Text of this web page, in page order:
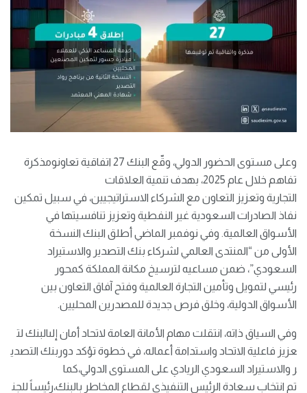
وعلى مستوى الحضور الدولي، وقّع البنك 27 اتفاقية تعاونومذكرة
تفاهم خلال عام 2025، بهدف تنمية العلاقات
التجارية وتعزيز التعاون مع الشركاء الاستراتيجيين، في سبيل تمكين
نفاذ الصادرات السعودية غير النفطية وتعزيز تنافسيتها في
الأسواق العالمية. وفي نوفمبر الماضي أطلق البنك النسخة
الأولى من “المنتدى العالمي لشركاء بنك التصدير والاستيراد
السعودي”، ضمن مساعيه لترسيخ مكانة المملكة كمحور
رئيسي لتمويل وتأمين التجارة العالمية وفتح آفاق التعاون بين
الأسواق الدولية، وخلق فرص جديدة للمصدرين المحليين.
وفي السياق ذاته، انتقلت مهام الأمانة العامة لاتحاد أمان إلىالبنك لت
عزيز فاعلية الاتحاد واستدامة أعماله، في خطوة تؤكد دوربنك التصدي
ر والاستيراد السعودي الريادي على المستوى الدولي،كما
تم انتخاب سعادة الرئيس التنفيذي لقطاع المخاطر بالبنك،رئيساً للجن